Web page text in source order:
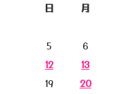
日
月
5
6
12
13
19
20